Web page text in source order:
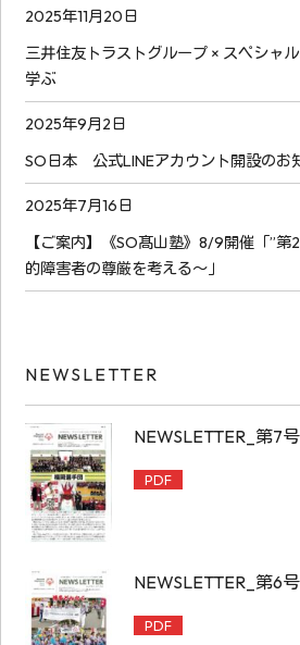
2025年11月20日
三井住友トラストグループ × スペシャ
学ぶ
2025年9月2日
SO日本 公式LINEアカウント開設のお
2025年7月16日
【ご案内】《SO髙山塾》8/9開催「”第
的障害者の尊厳を考える～」
NEWSLETTER
NEWSLETTER_第7号
PDF
NEWSLETTER_第6号
PDF